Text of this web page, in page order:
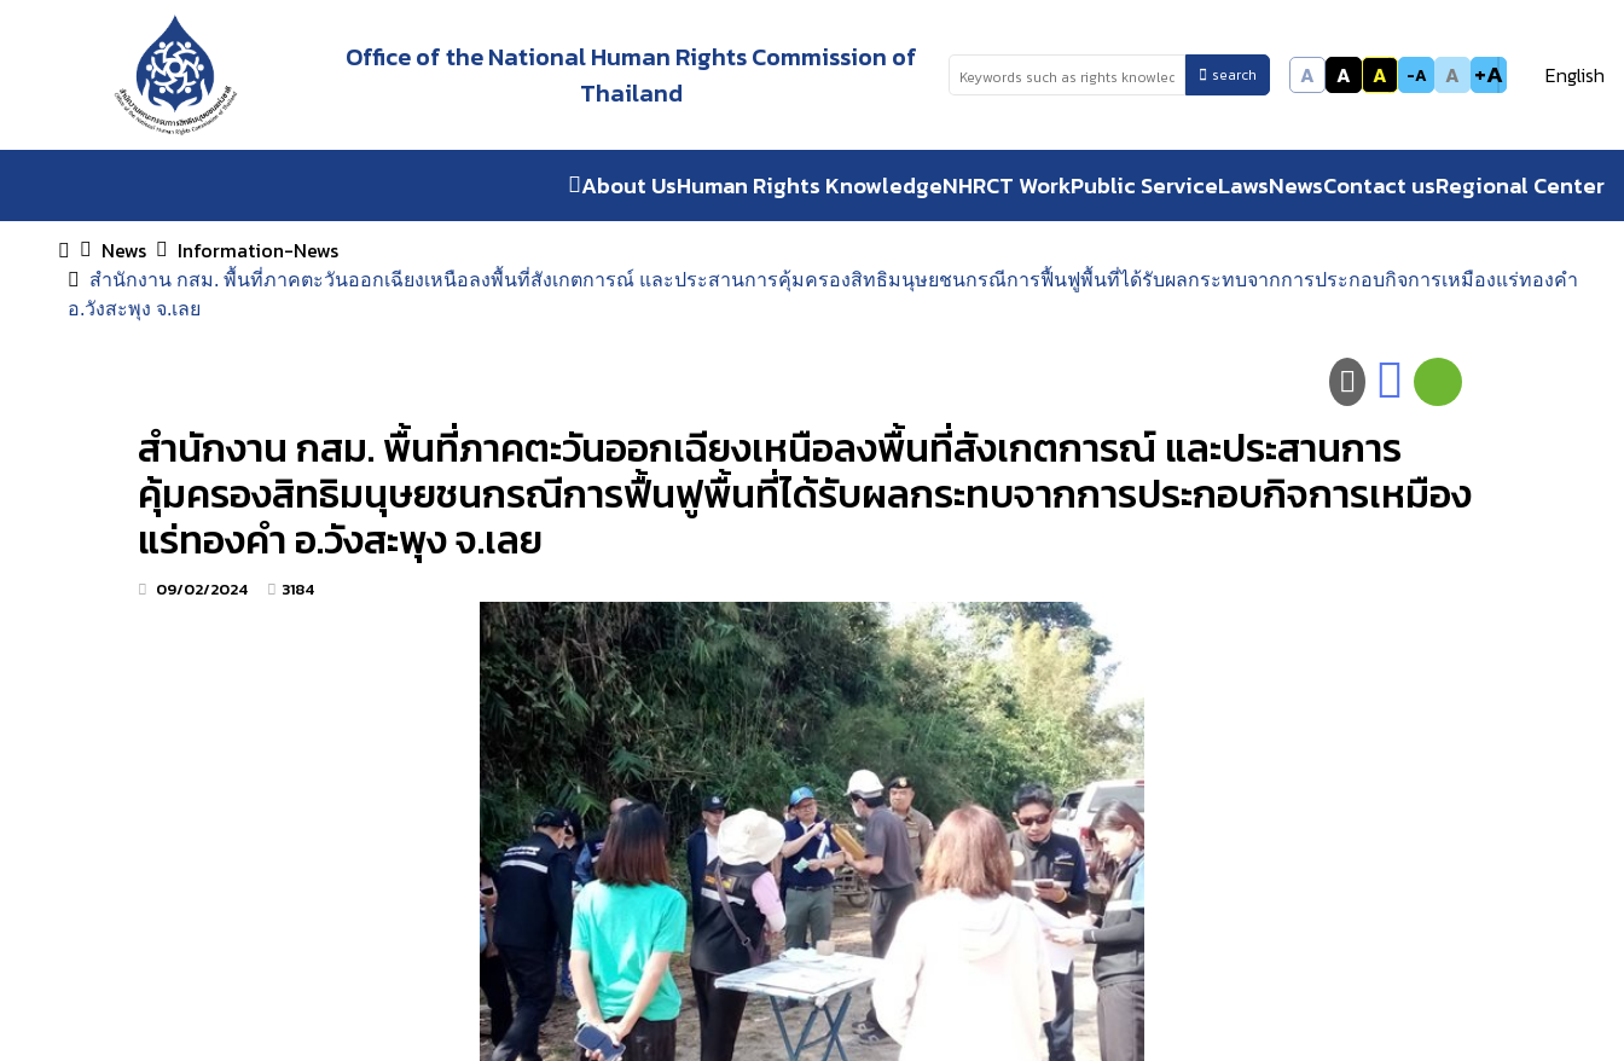
Office of the National Human Rights Commission of
Thailand
search A A A -A A +A English
About UsHuman Rights KnowledgeNHRCT WorkPublic ServiceLawsNewsContact usRegional Center
News Information-News
สำนักงาน กสม. พื้นที่ภาคตะวันออกเฉียงเหนือลงพื้นที่สังเกตการณ์ และประสานการคุ้มครองสิทธิมนุษยชนกรณีการฟื้นฟูพื้นที่ได้รับผลกระทบจากการประกอบกิจการเหมืองแร่ทองคำ
อ.วังสะพุง จ.เลย
สำนักงาน กสม. พื้นที่ภาคตะวันออกเฉียงเหนือลงพื้นที่สังเกตการณ์ และประสานการ
คุ้มครองสิทธิมนุษยชนกรณีการฟื้นฟูพื้นที่ได้รับผลกระทบจากการประกอบกิจการเหมือง
แร่ทองคำ อ.วังสะพุง จ.เลย
09/02/2024 3184